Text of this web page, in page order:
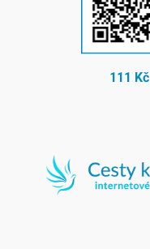
111 Kč